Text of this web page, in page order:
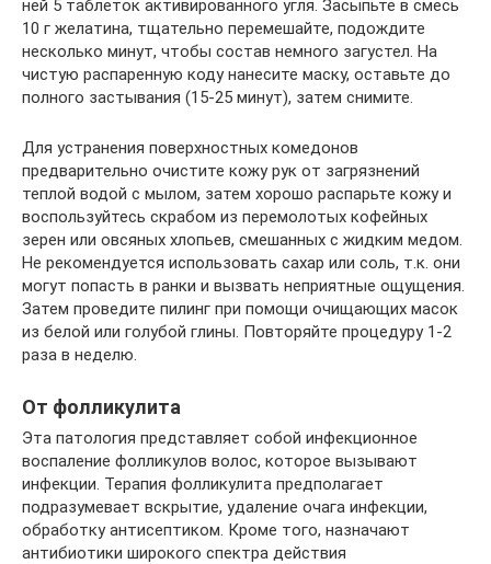
ней 5 таблеток активированного угля. Засыпьте в смесь
10 г желатина, тщательно перемешайте, подождите
несколько минут, чтобы состав немного загустел. На
чистую распаренную коду нанесите маску, оставьте до
полного застывания (15-25 минут), затем снимите.
Для устранения поверхностных комедонов
предварительно очистите кожу рук от загрязнений
теплой водой с мылом, затем хорошо распарьте кожу и
воспользуйтесь скрабом из перемолотых кофейных
зерен или овсяных хлопьев, смешанных с жидким медом.
Не рекомендуется использовать сахар или соль, т.к. они
могут попасть в ранки и вызвать неприятные ощущения.
Затем проведите пилинг при помощи очищающих масок
из белой или голубой глины. Повторяйте процедуру 1-2
раза в неделю.
От фолликулита
Эта патология представляет собой инфекционное
воспаление фолликулов волос, которое вызывают
инфекции. Терапия фолликулита предполагает
подразумевает вскрытие, удаление очага инфекции,
обработку антисептиком. Кроме того, назначают
антибиотики широкого спектра действия